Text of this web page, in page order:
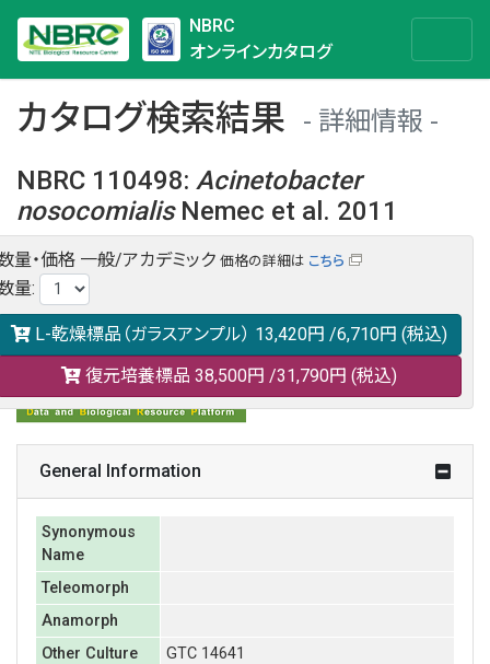
NBRC
オンラインカタログ
カタログ検索結果
詳細情報
NBRC 110498: Acinetobacter
nosocomialisNemec et al. 2011
NBRC 110498の情報や関連データは以下のバナー(DBRP)か
らご覧ください。
日本語での検索も可能です。
量・価格 一般/アカデミック 価格の詳細は こちら
量:
L-乾燥標品（ガラスアンプル） 13,420円 /6,710円 (税込)
復元培養標品 38,500円 /31,790円 (税込)
General Information
Synonymous
Name
Teleomorph
Anamorph
Other Culture
GTC 14641